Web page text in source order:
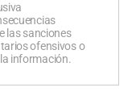
las sanciones
ofensivos o
información.